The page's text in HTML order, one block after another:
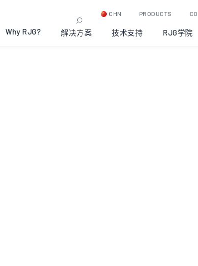
CHN PRODUCTS
Why RJG? 解决方案 技术支持 RJG学院